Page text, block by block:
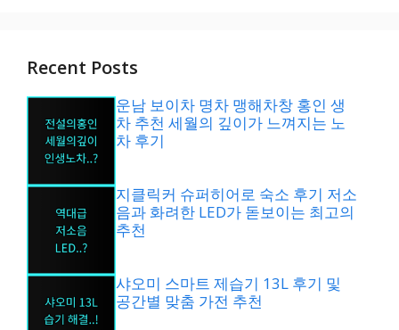
Recent Posts
운남 보이차 명차 맹해차창 홍인 생
차 추천 세월의 깊이가 느껴지는 노
차 후기
지클릭커 슈퍼히어로 숙소 후기 저소
음과 화려한 LED가 돋보이는 최고의
추천
샤오미 스마트 제습기 13L 후기 및
공간별 맞춤 가전 추천